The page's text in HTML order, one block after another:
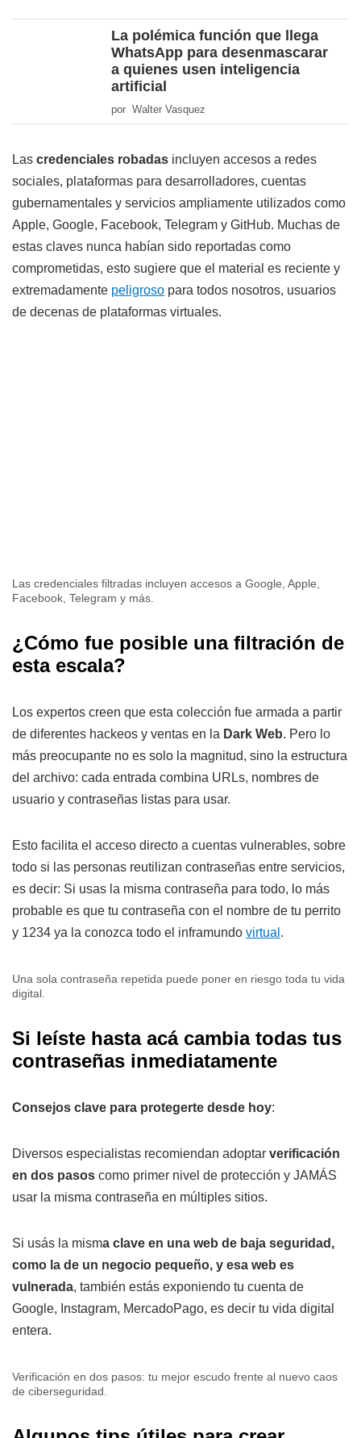
La polémica función que llega
WhatsApp para desenmascarar
a quienes usen inteligencia
artificial
por Walter Vasquez
Las credenciales robadas incluyen accesos a redes
sociales, plataformas para desarrolladores, cuentas
gubernamentales y servicios ampliamente utilizados como
Apple, Google, Facebook, Telegram y GitHub. Muchas de
estas claves nunca habían sido reportadas como
comprometidas, esto sugiere que el material es reciente y
extremadamente peligroso para todos nosotros, usuarios
de decenas de plataformas virtuales.
Las credenciales filtradas incluyen accesos a Google, Apple,
Facebook, Telegram y más.
¿Cómo fue posible una filtración de
esta escala?
Los expertos creen que esta colección fue armada a partir
de diferentes hackeos y ventas en la Dark Web. Pero lo
más preocupante no es solo la magnitud, sino la estructura
del archivo: cada entrada combina URLs, nombres de
usuario y contraseñas listas para usar.
Esto facilita el acceso directo a cuentas vulnerables, sobre
todo si las personas reutilizan contraseñas entre servicios,
es decir: Si usas la misma contraseña para todo, lo más
probable es que tu contraseña con el nombre de tu perrito
y 1234 ya la conozca todo el inframundo virtual .
Una sola contraseña repetida puede poner en riesgo toda tu vida
digital.
Si leíste hasta acá cambia todas tus
contraseñas inmediatamente
Consejos clave para protegerte desde hoy:
Diversos especialistas recomiendan adoptar verificación
en dos pasos como primer nivel de protección y JAMÁS
usar la misma contraseña en múltiples sitios.
Si usás la misma clave en una web de baja seguridad,
como la de un negocio pequeño, y esa web es
vulnerada, también estás exponiendo tu cuenta de
Google, Instagram, MercadoPago, es decir tu vida digital
entera.
Verificación en dos pasos: tu mejor escudo frente al nuevo caos
de ciberseguridad.